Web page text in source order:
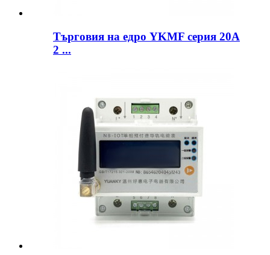
Търговия на едро YKMF серия 20A
2 ...